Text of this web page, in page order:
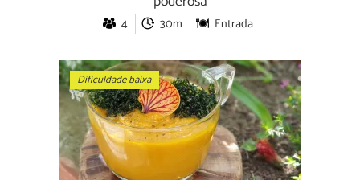
4 30m Entrada
Dificuldade baixa